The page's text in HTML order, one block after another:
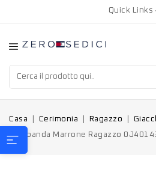
Quick Links
Casa Cerimonia Ragazzo
Sarabanda Marrone Ragazzo